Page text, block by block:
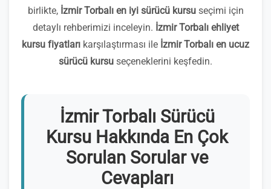
birlikte, İzmir Torbalı en iyi sürücü kursuseçimi için
detaylı rehberimizi inceleyin. İzmir Torbalı ehliyet
kursu fiyatları karşılaştırması ile İzmir Torbalı en ucuz
sürücü kursu seçeneklerini keşfedin.
İzmir Torbalı Sürücü
Kursu Hakkında En Çok
Sorulan Sorular ve
Cevapları